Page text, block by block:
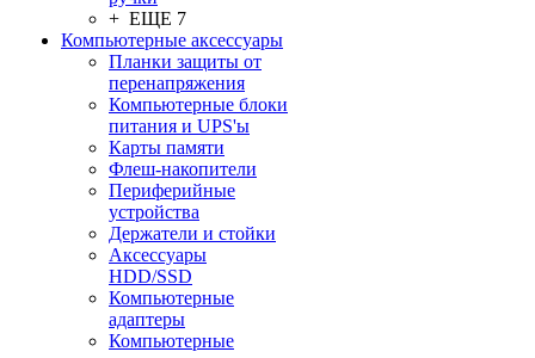
+ ЕЩЕ 7
Компьютерные аксессуары
Планки защиты от
перенапряжения
Компьютерные блоки
питания и UPS'ы
Карты памяти
Флеш-накопители
Периферийные
устройства
Держатели и стойки
Аксессуары
HDD/SSD
Компьютерные
адаптеры
Компьютерные